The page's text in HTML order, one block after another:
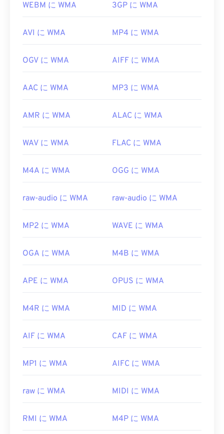
WEBM に WMA 3GP に WMA
AVI に WMA MP4 に WMA
OGV に WMA AIFF に WMA
AAC に WMA MP3 に WMA
AMR に WMA ALAC に WMA
WAV に WMA FLAC に WMA
M4A に WMA OGG に WMA
raw-audio に WMA raw-audio に WMA
MP2 に WMA WAVE に WMA
OGA に WMA M4B に WMA
APE に WMA OPUS に WMA
M4R に WMA MID に WMA
AIF に WMA CAF に WMA
MP1 に WMA AIFC に WMA
raw に WMA MIDI に WMA
RMI に WMA M4P に WMA